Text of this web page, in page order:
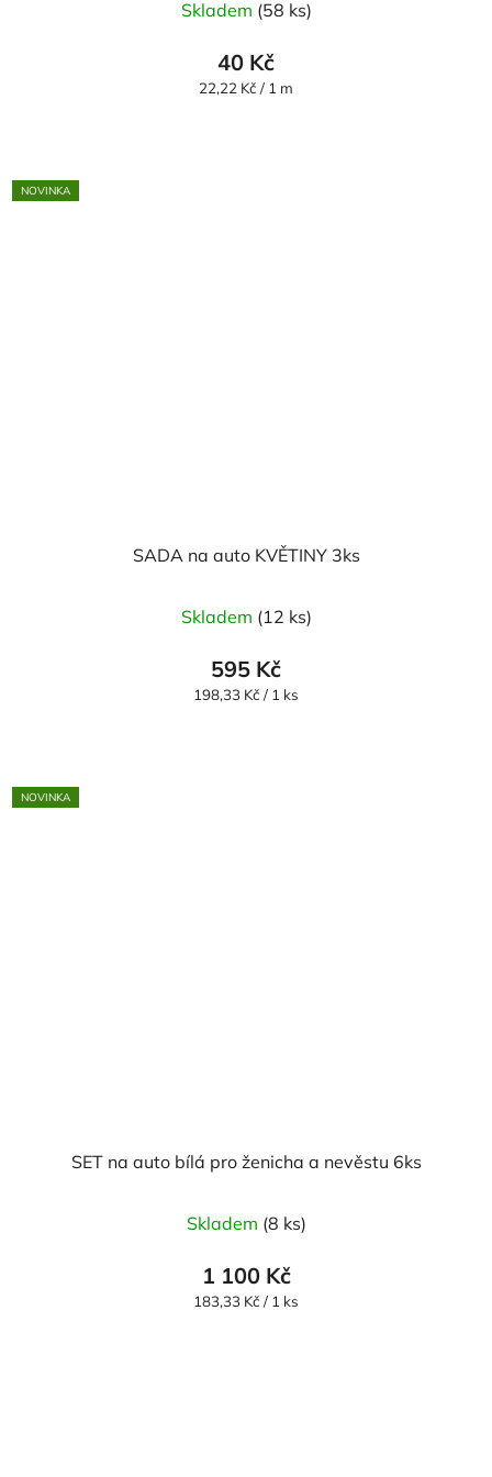
Skladem (58 ks)
40 Kč
Měrná
22,22 Kč / 1 m
NOVINKA
SADA na auto KVĚTINY 3ks
hodnocení
produktu
je
Skladem (12 ks)
595 Kč
Měrná
198,33 Kč / 1 ks
NOVINKA
SET na auto bílá pro ženicha a nevěstu 6ks
Skladem (8 ks)
1 100 Kč
Měrná
183,33 Kč / 1 ks